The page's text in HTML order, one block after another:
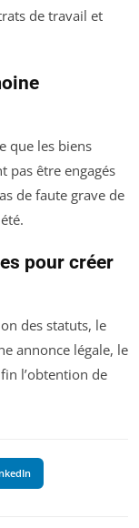
de travail et
que les biens
pas être engagés
de faute grave de
pour créer
des statuts, le
annonce légale, le
l’obtention de